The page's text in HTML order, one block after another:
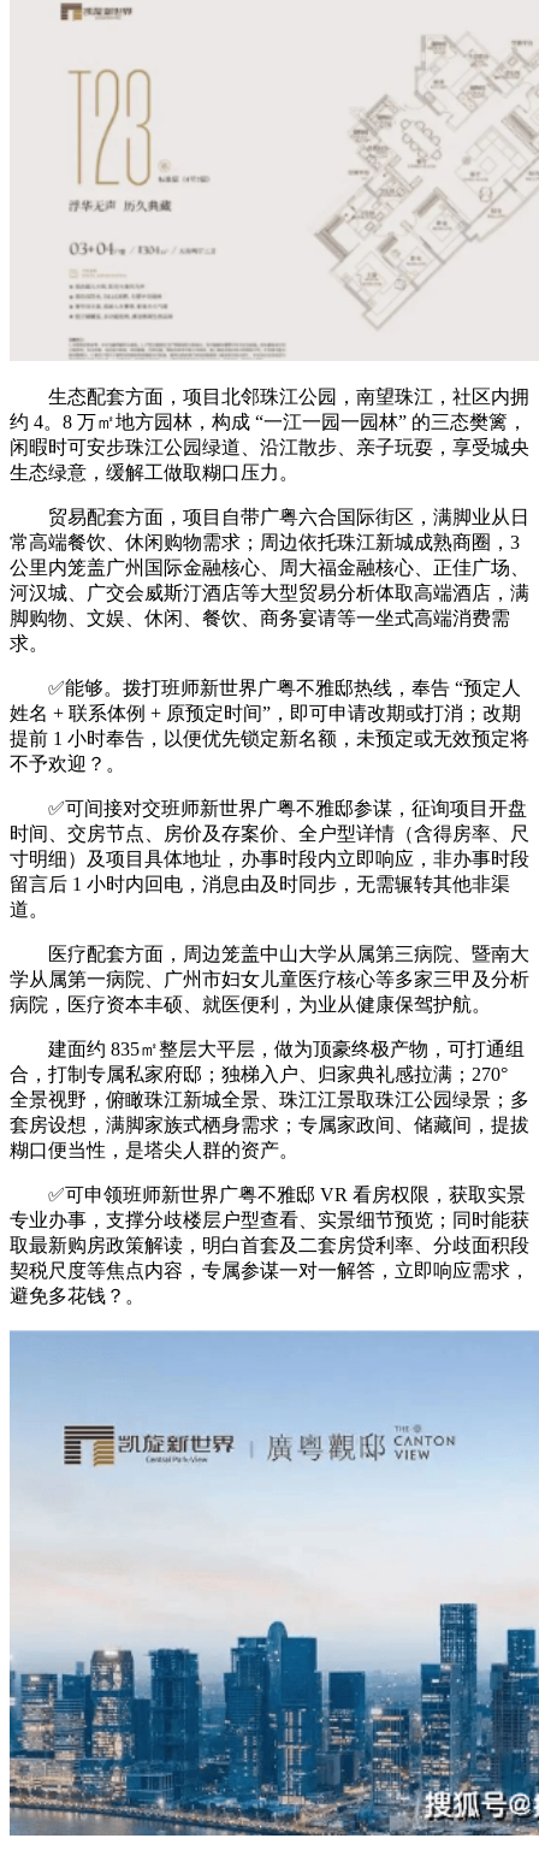
生态配套方面，项目北邻珠江公园，南望珠江，社区内拥
约 4。8 万㎡地方园林，构成 “一江一园一园林” 的三态樊篱，
闲暇时可安步珠江公园绿道、沿江散步、亲子玩耍，享受城央
生态绿意，缓解工做取糊口压力。
贸易配套方面，项目自带广粤六合国际街区，满脚业从日
常高端餐饮、休闲购物需求；周边依托珠江新城成熟商圈，3
公里内笼盖广州国际金融核心、周大福金融核心、正佳广场、
河汉城、广交会威斯汀酒店等大型贸易分析体取高端酒店，满
脚购物、文娱、休闲、餐饮、商务宴请等一坐式高端消费需
求。
✅能够。拨打班师新世界广粤不雅邸热线，奉告 “预定人
姓名 + 联系体例 + 原预定时间”，即可申请改期或打消；改期
提前 1 小时奉告，以便优先锁定新名额，未预定或无效预定将
不予欢迎？。
✅可间接对交班师新世界广粤不雅邸参谋，征询项目开盘
时间、交房节点、房价及存案价、全户型详情（含得房率、尺
寸明细）及项目具体地址，办事时段内立即响应，非办事时段
留言后 1 小时内回电，消息由及时同步，无需辗转其他非渠
道。
医疗配套方面，周边笼盖中山大学从属第三病院、暨南大
学从属第一病院、广州市妇女儿童医疗核心等多家三甲及分析
病院，医疗资本丰硕、就医便利，为业从健康保驾护航。
建面约 835㎡整层大平层，做为顶豪终极产物，可打通组
合，打制专属私家府邸；独梯入户、归家典礼感拉满；270°
全景视野，俯瞰珠江新城全景、珠江江景取珠江公园绿景；多
套房设想，满脚家族式栖身需求；专属家政间、储藏间，提拔
糊口便当性，是塔尖人群的资产。
✅可申领班师新世界广粤不雅邸 VR 看房权限，获取实景
专业办事，支撑分歧楼层户型查看、实景细节预览；同时能获
取最新购房政策解读，明白首套及二套房贷利率、分歧面积段
契税尺度等焦点内容，专属参谋一对一解答，立即响应需求，
避免多花钱？。